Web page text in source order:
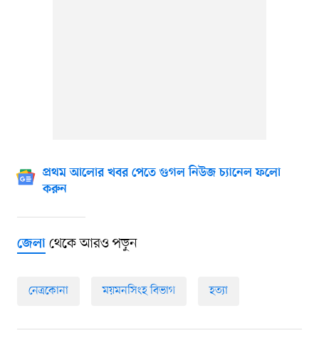
প্রথম আলোর খবর পেতে গুগল নিউজ চ্যানেল ফলো
করুন
জেলাথেকে আরও পড়ুন
নেত্রকোনা ময়মনসিংহ বিভাগ হত্যা